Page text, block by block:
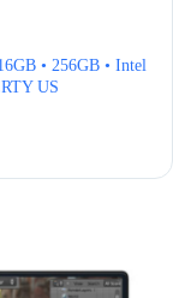
• 256GB • Intel
US